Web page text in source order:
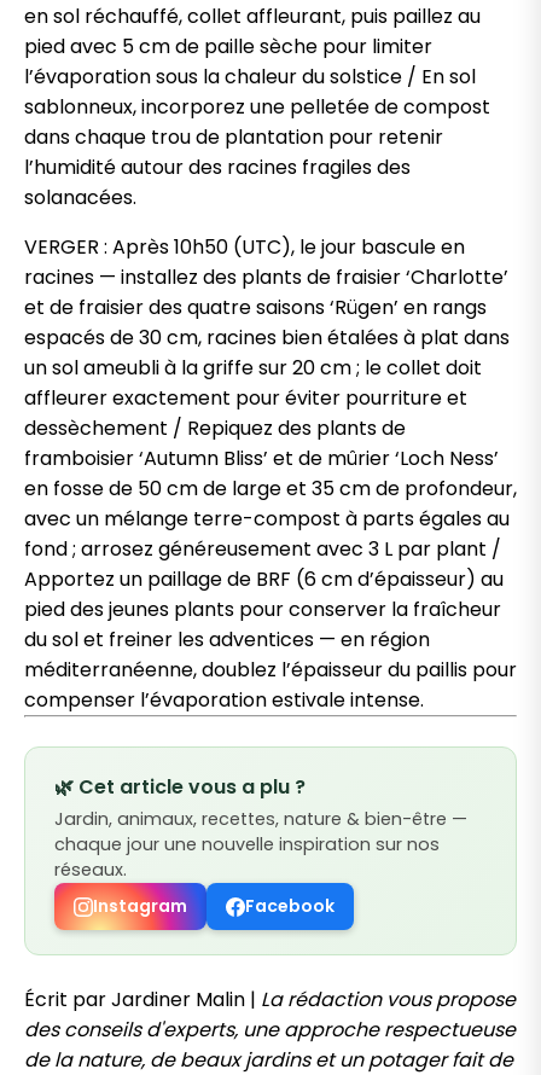
en sol réchauffé, collet affleurant, puis paillez au
pied avec 5 cm de paille sèche pour limiter
l’évaporation sous la chaleur du solstice / En sol
sablonneux, incorporez une pelletée de compost
dans chaque trou de plantation pour retenir
l’humidité autour des racines fragiles des
solanacées.
VERGER : Après 10h50 (UTC), le jour bascule en
racines — installez des plants de fraisier ‘Charlotte’
et de fraisier des quatre saisons ‘Rügen’ en rangs
espacés de 30 cm, racines bien étalées à plat dans
un sol ameubli à la griffe sur 20 cm ; le collet doit
affleurer exactement pour éviter pourriture et
dessèchement / Repiquez des plants de
framboisier ‘Autumn Bliss’ et de mûrier ‘Loch Ness’
en fosse de 50 cm de large et 35 cm de profondeur,
avec un mélange terre-compost à parts égales au
fond ; arrosez généreusement avec 3 L par plant /
Apportez un paillage de BRF (6 cm d’épaisseur) au
pied des jeunes plants pour conserver la fraîcheur
du sol et freiner les adventices — en région
méditerranéenne, doublez l’épaisseur du paillis pour
compenser l’évaporation estivale intense.
🌿 Cet article vous a plu ?
Jardin, animaux, recettes, nature & bien-être —
chaque jour une nouvelle inspiration sur nos
réseaux.
Instagram
Facebook
Écrit par Jardiner Malin | La rédaction vous propose
des conseils d'experts, une approche respectueuse
de la nature, de beaux jardins et un potager fait de